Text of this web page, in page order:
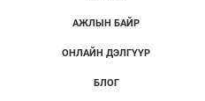
АЖЛЫН БАЙР
ОНЛАЙН ДЭЛГҮҮР
БЛОГ